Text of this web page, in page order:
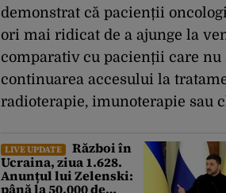
demonstrat că pacienții
ori mai ridicat de a ajunge la
comparativ cu pacienții care
continuarea accesului la
radioterapie, imunoterapie sau
LIVE UPDATE
Război în
Ucraina, ziua 1.628.
Anunțul lui Zelenski:
până la 50.000 de